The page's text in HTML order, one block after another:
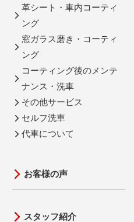
革シート・車内コーティ
ング
窓ガラス磨き・コーティ
ング
コーティング後のメンテ
ナンス・洗車
その他サービス
セルフ洗車
代車について
お客様の声
スタッフ紹介